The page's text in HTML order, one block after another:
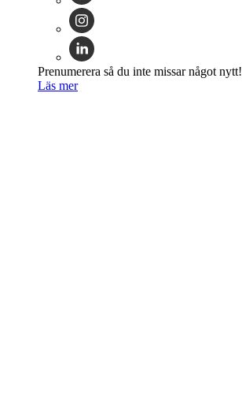
Prenumerera så du inte missar något nytt!
Läs mer